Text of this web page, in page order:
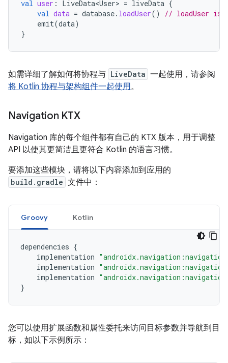
val user : LiveData<User> = liveData {
val data = database. loadUser()
// loadUser is
emit(data)
}
如需详细了解如何将协程与 LiveData 一起使用，请参阅
将 Kotlin 协程与架构组件一起使用。
Navigation KTX
Navigation 库的每个组件都有自己的 KTX 版本，用于调整
API 以使其更简洁且更符合 Kotlin 的语言习惯。
要添加这些模块，请将以下内容添加到应用的
build.gradle 文件中：
Groovy Kotlin
dependencies {
implementation
implementation
implementation
}
您可以使用扩展函数和属性委托来访问目标参数并导航到目
标，如以下示例所示：